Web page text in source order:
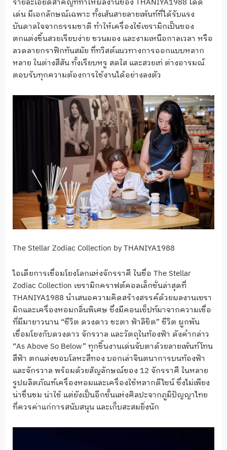
เด่น มีเอกลักษณ์เฉพาะ ทั้งเส้นสายลายเพ้นท์ที่ได้รับแรง
บันดาลใจจากธรรมชาติ ทำให้เครื่องใช้เซรามิกเป็นของ
ตกแต่งชิ้นสวยเรียบง่าย ชวนมอง และงามเหนือกาลเวลา หรือ
ลวดลายกราฟิกทันสมัย ที่ทวิสต์แนวทางการออกแบบหลาก
หลาย ในต่างสีสัน ทั้งเรียบหรู สดใส และสวยเท่ ต่างอารมณ์
ตอบรับทุกความต้องการใช้งานได้อย่างลงตัว
The Stellar Zodiac Collection by THANIYA1988
ไอเดียการเชื่อมโยงโลกแห่งจักรราศี ในชื่อ The Stellar
Zodiac Collection เซรามิกคราฟต์คอลเล็กชั่นล่าสุดที่
THANIYA1988 นำเสนอความคิดสร้างสรรค์ด้วยผลงานเซรา
มิกและเครื่องหอมกลิ่นพิเศษ ซึ่งมีคอนเซ็ปท์มาจากความเชื่อ
ที่มีมายาวนาน “ชีวิต ดวงดาว ชะตา ฟ้าลิขิต” ชีวิต ผูกพัน
เชื่อมโยงกับดวงดาว จักรวาล และวัตถุในท้องฟ้า ดังคำกล่าว
“As Above So Below” ทุกชิ้นงานเด่นจับตาด้วยลายเพ้นท์โทน
สีฟ้า ตกแต่งขอบโลหะสีทอง บอกเล่าจินตนาการบนท้องฟ้า
และจักรวาล พร้อมด้วยสัญลักษณ์ของ 12 จักรราศี ในหลาย
รูปผลิตภัณฑ์เครื่องหอมและเครื่องใช้หลากดีไซน์ ซึ่งไม่เพียง
น่าชื่นชม น่าใช้ แต่ยังเป็นอีกขั้นแห่งศิลปะจากภูมิปัญญาไทย
ที่ควรค่าแก่การสนับสนุน และเก็บสะสมยิ่งนัก